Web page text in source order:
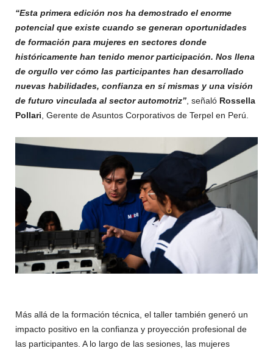
“Esta primera edición nos ha demostrado el enorme
potencial que existe cuando se generan oportunidades
de formación para mujeres en sectores donde
históricamente han tenido menor participación. Nos llena
de orgullo ver cómo las participantes han desarrollado
nuevas habilidades, confianza en sí mismas y una visión
de futuro vinculada al sector automotriz”, señaló Rossella
Pollari, Gerente de Asuntos Corporativos de Terpel en Perú.
Más allá de la formación técnica, el taller también generó un
impacto positivo en la confianza y proyección profesional de
las participantes. A lo largo de las sesiones, las mujeres